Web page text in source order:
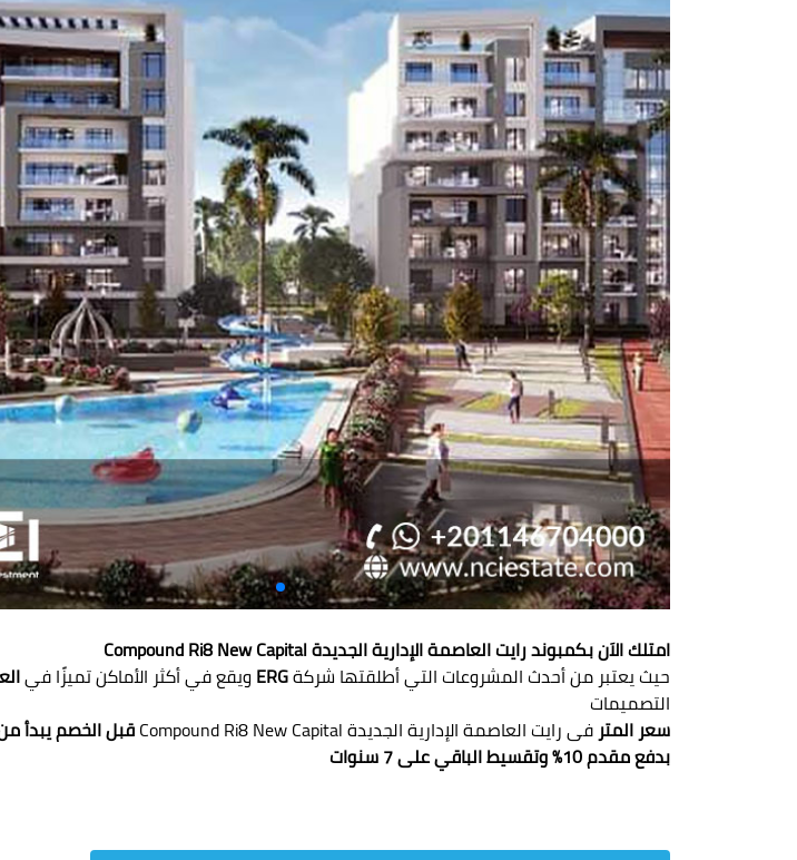
امتلك الاَن بكمبوند رايت العاصمة الإدارية الجديدة Compound Ri8 New Capital
حيث يعتبر من أحدث المشروعات التي أطلقتها شركةERGويقع في أكثر الأماكن تميزًا في
التصميمات
سعر المترفى رايت العاصمة الإدارية الجديدة Compound Ri8 New Capital قبل الخصميبدأ من
بدفع مقدم 10% وتقسيط الباقي على 7 سنوات